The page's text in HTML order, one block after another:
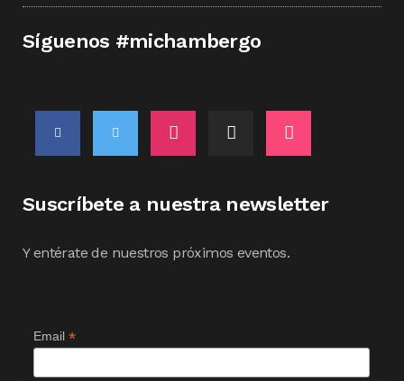
Síguenos #michambergo
Suscríbete a nuestra newsletter
Y entérate de nuestros próximos eventos.
Email *